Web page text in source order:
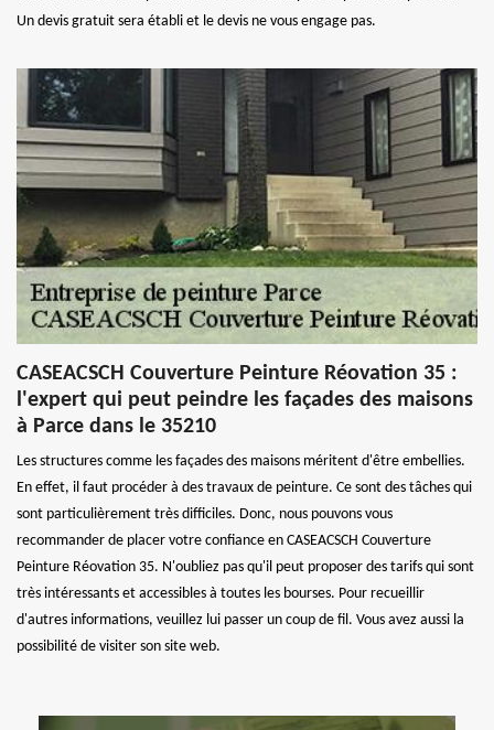
Un devis gratuit sera établi et le devis ne vous engage pas.
CASEACSCH Couverture Peinture Réovation 35 :
l'expert qui peut peindre les façades des maisons
à Parce dans le 35210
Les structures comme les façades des maisons méritent d'être embellies.
En effet, il faut procéder à des travaux de peinture. Ce sont des tâches qui
sont particulièrement très difficiles. Donc, nous pouvons vous
recommander de placer votre confiance en CASEACSCH Couverture
Peinture Réovation 35. N'oubliez pas qu'il peut proposer des tarifs qui sont
très intéressants et accessibles à toutes les bourses. Pour recueillir
d'autres informations, veuillez lui passer un coup de fil. Vous avez aussi la
possibilité de visiter son site web.